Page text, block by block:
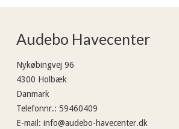
Audebo Havecenter
Nykøbingvej 96
4300 Holbæk
Danmark
Telefonnr.: 59460409
E-mail : info@audebo-havecenter.dk